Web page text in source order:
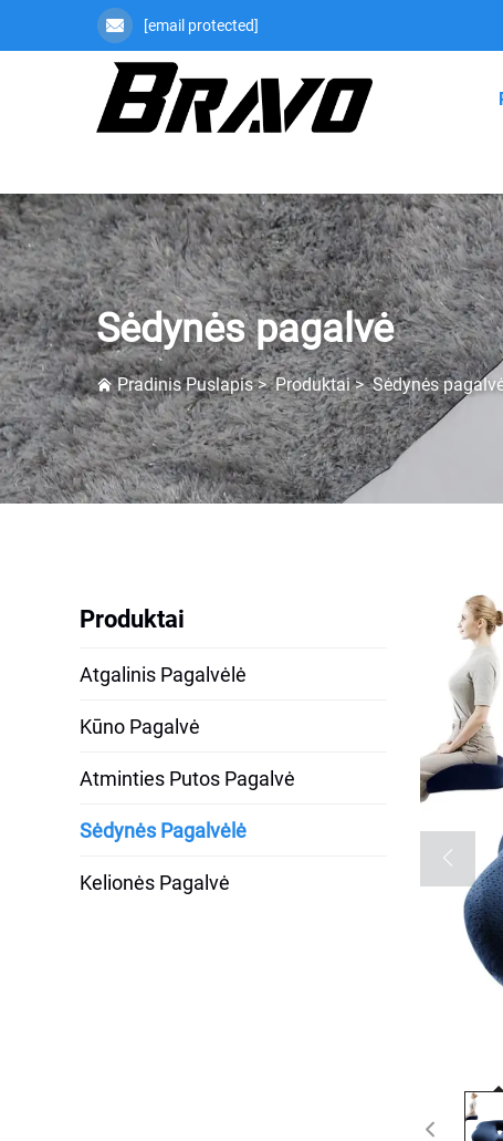
[email protected]
Sėdynės pagalvė
Pradinis Puslapis>Produktai>Sėdynės
Produktai
Atgalinis Pagalvėlė
Kūno Pagalvė
Atminties Putos Pagalvė
Sėdynės Pagalvėlė
Kelionės Pagalvė